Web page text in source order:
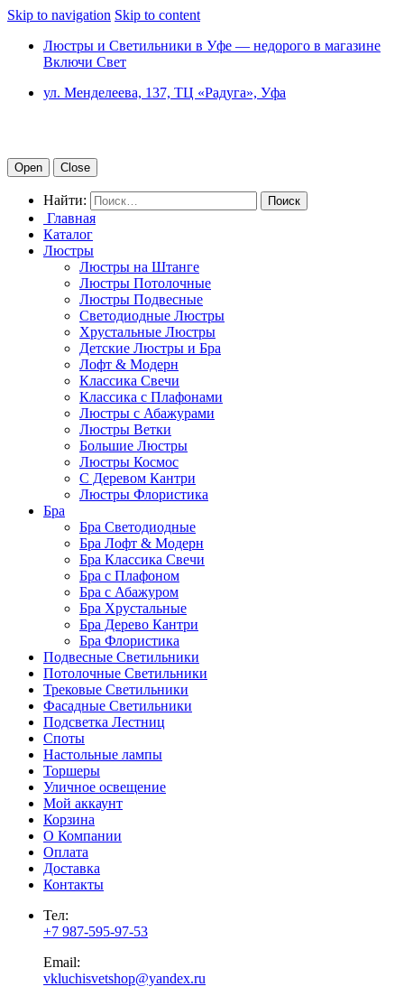
Skip to navigation Skip to content
Люстры и Светильники в Уфе — недорого в магазине
Включи Свет
ул. Менделеева, 137, ТЦ «Радуга», Уфа
Open Close
Найти:
Главная
Каталог
Люстры
Люстры на Штанге
Люстры Потолочные
Люстры Подвесные
Светодиодные Люстры
Хрустальные Люстры
Детские Люстры и Бра
Лофт & Модерн
Классика Свечи
Классика с Плафонами
Люстры с Абажурами
Люстры Ветки
Большие Люстры
Люстры Космос
С Деревом Кантри
Люстры Флористика
Бра
Бра Светодиодные
Бра Лофт & Модерн
Бра Классика Свечи
Бра с Плафоном
Бра с Абажуром
Бра Хрустальные
Бра Дерево Кантри
Бра Флористика
Подвесные Светильники
Потолочные Светильники
Трековые Светильники
Фасадные Светильники
Подсветка Лестниц
Споты
Настольные лампы
Торшеры
Уличное освещение
Мой аккаунт
Корзина
О Компании
Оплата
Доставка
Контакты
Тел:
+7 987-595-97-53
Email:
vkluchisvetshop@yandex.ru